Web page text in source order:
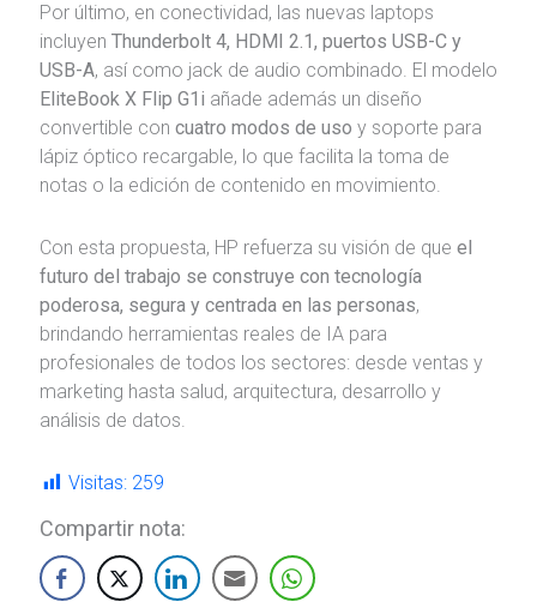
Por último, en conectividad, las nuevas laptops
incluyen Thunderbolt 4, HDMI 2.1, puertos USB-C y
USB-A, así como jack de audio combinado. El modelo
EliteBook X Flip G1i añade además un diseño
convertible con cuatro modos de uso y soporte para
lápiz óptico recargable, lo que facilita la toma de
notas o la edición de contenido en movimiento.
Con esta propuesta, HP refuerza su visión de que el
futuro del trabajo se construye con tecnología
poderosa, segura y centrada en las personas,
brindando herramientas reales de IA para
profesionales de todos los sectores: desde ventas y
marketing hasta salud, arquitectura, desarrollo y
análisis de datos.
Visitas: 259
Compartir nota: